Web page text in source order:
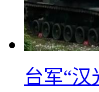
台军“